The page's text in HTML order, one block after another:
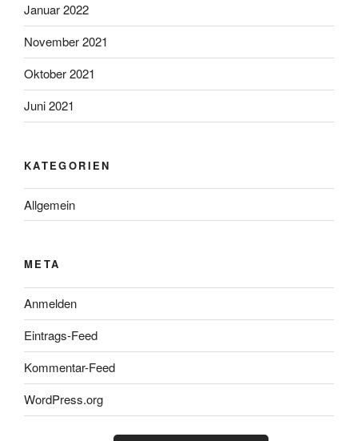
Januar 2022
November 2021
Oktober 2021
Juni 2021
KATEGORIEN
Allgemein
META
Anmelden
Eintrags-Feed
Kommentar-Feed
WordPress.org